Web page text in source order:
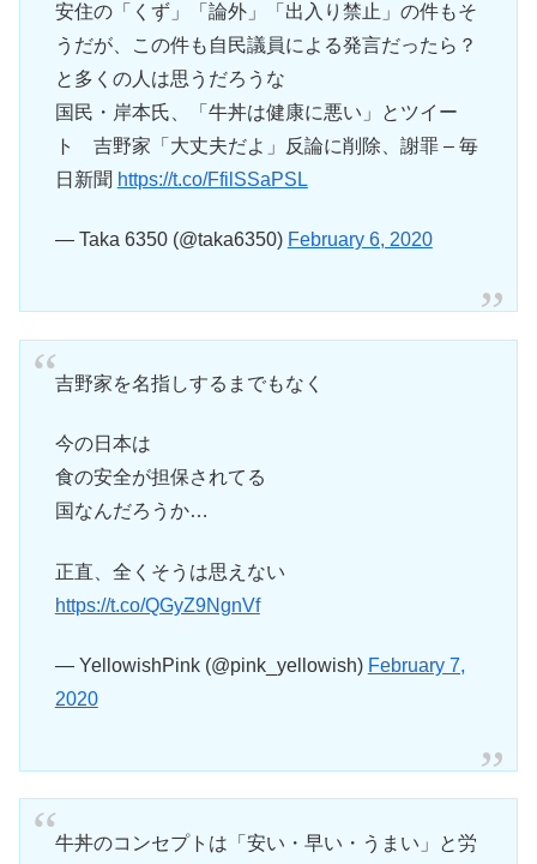
安住の「くず」「論外」「出入り禁止」の件もそ
うだが、この件も自民議員による発言だったら？
と多くの人は思うだろうな
国民・岸本氏、「牛丼は健康に悪い」とツイー
ト 吉野家「大丈夫だよ」反論に削除、謝罪 – 毎
日新聞 https://t.co/FfilSSaPSL
— Taka 6350 (@taka6350) February 6, 2020
吉野家を名指しするまでもなく
今の日本は
食の安全が担保されてる
国なんだろうか…
正直、全くそうは思えない
https://t.co/QGyZ9NgnVf
— YellowishPink (@pink_yellowish) February 7,
2020
牛丼のコンセプトは「安い・早い・うまい」と労